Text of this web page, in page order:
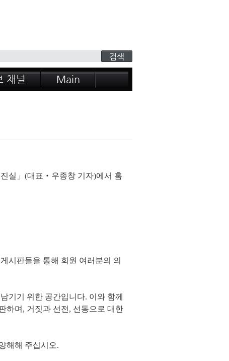
채널 Main
실」(대표‧우종창 기자)에서 홈
시판들을 통해 회원 여러분의 의
기기 위한 공간입니다. 이와 함께
하며, 거짓과 선전, 선동으로 대한
해해 주십시오.